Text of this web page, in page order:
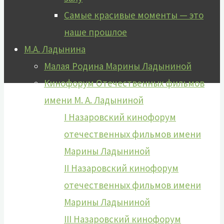
Самые красивые моменты — это
наше прошлое
М.А. Ладынина
Малая Родина Марины Ладыниной
Кинофорум Отечественных фильмов
имени М. А. Ладыниной
I Назаровский кинофорум
отечественных фильмов имени
Марины Ладыниной
II Назаровский кинофорум
отечественных фильмов имени
Марины Ладыниной
III Назаровский кинофорум